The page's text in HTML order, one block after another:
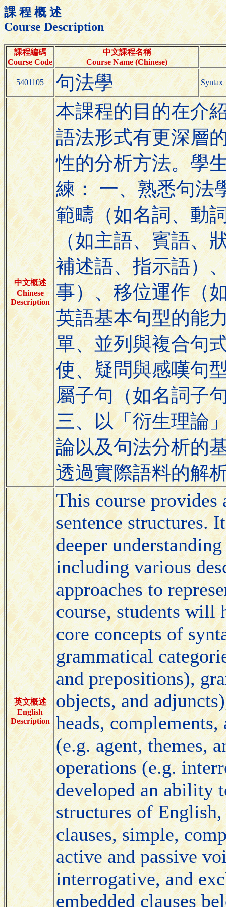
課 程 概 述
Course Description
課程編碼
Course Code
中文課程名稱
Course Name (Chinese)
5401105 句法學 Syntax
中文概述
Chinese
Description
本課程的目的在介
語法形式有更深層
性的分析方法。學
練： 一、熟悉句法
範疇（如名詞、動
（如主語、賓語、
補述語、指示語）
事）、移位運作（
英語基本句型的能
單、並列與複合句
使、疑問與感嘆句
屬子句（如名詞子
三、以「衍生理論
論以及句法分析的
透過實際語料的解
英文概述
English
Description
This course
sentence structures.
deeper
including various
approaches to
course, students will
core concepts of
grammatical
and prepositions),
objects, and
heads,
(e.g. agent, themes,
operations (e.g.
developed an ability
structures of
clauses, simple,
active and passive
interrogative, and
embedded clauses